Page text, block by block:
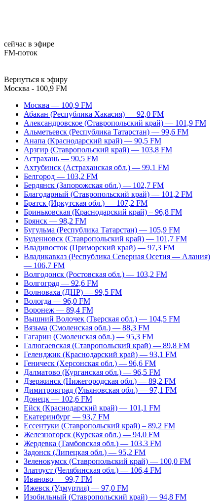
сейчас в эфире
FM-поток
Вернуться к эфиру
Москва - 100,9 FM
Москва — 100,9 FM
Абакан (Республика Хакасия) — 92,0 FM
Александровское (Ставропольский край) — 101,9 FM
Альметьевск (Республика Татарстан) — 99,6 FM
Анапа (Краснодарский край) — 90,5 FM
Арзгир (Ставропольский край) — 103,8 FM
Астрахань — 90,5 FM
Ахтубинск (Астраханская обл.) — 99,1 FM
Белгород — 103,2 FM
Бердянск (Запорожская обл.) — 102,7 FM
Благодарный (Ставропольский край) — 101,2 FM
Братск (Иркутская обл.) — 107,2 FM
Бриньковская (Краснодарский край) – 96,8 FM
Брянск — 98,2 FM
Бугульма (Республика Татарстан) — 105,9 FM
Буденновск (Ставропольский край) — 101,7 FM
Владивосток (Приморский край) — 97,3 FM
Владикавказ (Республика Северная Осетия — Алания)
— 106,7 FM
Волгодонск (Ростовская обл.) — 103,2 FM
Волгоград — 92,6 FM
Волноваха (ДНР) — 99,5 FM
Вологда — 96,0 FM
Воронеж — 89,4 FM
Вышний Волочек (Тверская обл.) — 104,5 FM
Вязьма (Смоленская обл.) — 88,3 FM
Гагарин (Смоленская обл.) — 95,3 FM
Галюгаевская (Ставропольский край) — 89,8 FM
Геленджик (Краснодарский край) — 93,1 FM
Геническ (Херсонская обл.) — 96,6 FM
Далматово (Курганская обл.) — 96,5 FM
Дзержинск (Нижегородская обл.) — 89,2 FM
Димитровград (Ульяновская обл.) — 97,1 FM
Донецк — 102,6 FM
Ейск (Краснодарский край) — 101,1 FM
Екатеринбург — 93,7 FM
Ессентуки (Ставропольский край) – 89,2 FM
Железногорск (Курская обл.) — 94,0 FM
Жердевка (Тамбовская обл.) — 103,3 FM
Задонск (Липецкая обл.) — 95,2 FM
Зеленокумск (Ставропольский край) — 100,0 FM
Златоуст (Челябинская обл.) — 106,4 FM
Иваново — 99,7 FM
Ижевск (Удмуртия) — 97,0 FM
Изобильный (Ставропольский край) — 94,8 FM